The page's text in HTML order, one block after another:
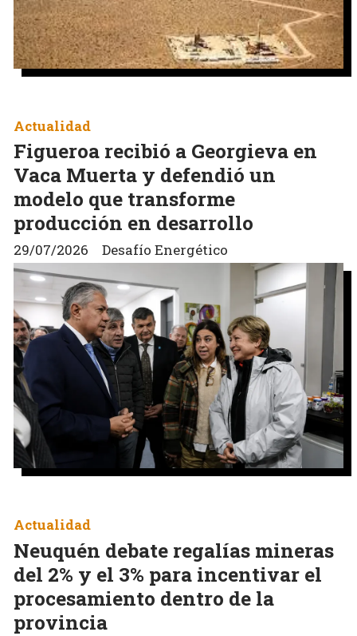
Figueroa recibió a Georgieva en
Vaca Muerta y defendió un
modelo que transforme
producción en desarrollo
Desafío Energético
Actualidad
29/07/2026
Neuquén debate regalías mineras
del 2% y el 3% para incentivar el
procesamiento dentro de la
provincia
Actualidad